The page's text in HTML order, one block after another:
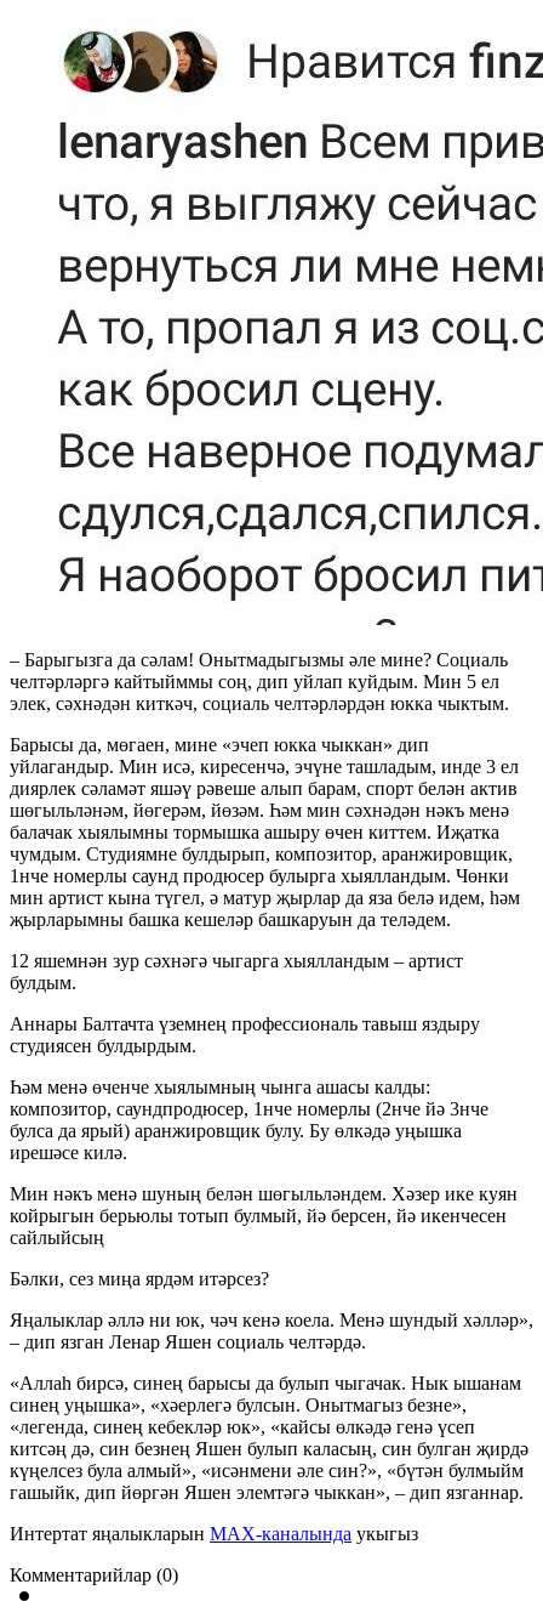
– Барыгызга да сәлам! Онытмадыгызмы әле мине? Социаль
челтәрләргә кайтыйммы соң, дип уйлап куйдым. Мин 5 ел
элек, сәхнәдән киткәч, социаль челтәрләрдән юкка чыктым.
Барысы да, мөгаен, мине «эчеп юкка чыккан» дип
уйлагандыр. Мин исә, киресенчә, эчүне ташладым, инде 3 ел
диярлек сәламәт яшәү рәвеше алып барам, спорт белән актив
шөгыльләнәм, йөгерәм, йөзәм. Һәм мин сәхнәдән нәкъ менә
балачак хыялымны тормышка ашыру өчен киттем. Иҗатка
чумдым. Студиямне булдырып, композитор, аранжировщик,
1нче номерлы саунд продюсер булырга хыялландым. Чөнки
мин артист кына түгел, ә матур җырлар да яза белә идем, һәм
җырларымны башка кешеләр башкаруын да теләдем.
12 яшемнән зур сәхнәгә чыгарга хыялландым – артист
булдым.
Аннары Балтачта үземнең профессиональ тавыш яздыру
студиясен булдырдым.
Һәм менә өченче хыялымның чынга ашасы калды:
композитор, саундпродюсер, 1нче номерлы (2нче йә 3нче
булса да ярый) аранжировщик булу. Бу өлкәдә уңышка
ирешәсе килә.
Мин нәкъ менә шуның белән шөгыльләндем. Хәзер ике куян
койрыгын берьюлы тотып булмый, йә берсен, йә икенчесен
сайлыйсың
Бәлки, сез миңа ярдәм итәрсез?
Яңалыклар әллә ни юк, чәч кенә коела. Менә шундый хәлләр»,
– дип язган Ленар Яшен социаль челтәрдә.
«Аллаһ бирсә, синең барысы да булып чыгачак. Нык ышанам
синең уңышка», «хәерлегә булсын. Онытмагыз безне»,
«легенда, синең кебекләр юк», «кайсы өлкәдә генә үсеп
китсәң дә, син безнең Яшен булып каласың, син булган җирдә
күңелсез була алмый», «исәнмени әле син?», «бүтән булмыйм
гашыйк, дип йөргән Яшен элемтәгә чыккан», – дип язганнар.
Интертат яңалыкларын MAX-каналында укыгыз
Комментарийлар (0)